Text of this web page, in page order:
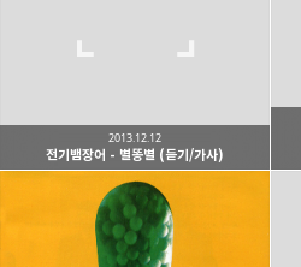
구독하기
전기뱀장어 - 별똥별 (듣기/가사)
2013.12.12